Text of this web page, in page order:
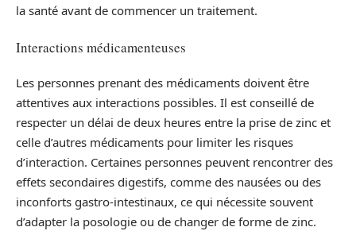
la santé avant de commencer un traitement.
Interactions médicamenteuses
Les personnes prenant des médicaments doivent être
attentives aux interactions possibles. Il est conseillé de
respecter un délai de deux heures entre la prise de zinc et
celle d’autres médicaments pour limiter les risques
d’interaction. Certaines personnes peuvent rencontrer des
effets secondaires digestifs, comme des nausées ou des
inconforts gastro-intestinaux, ce qui nécessite souvent
d’adapter la posologie ou de changer de forme de zinc.